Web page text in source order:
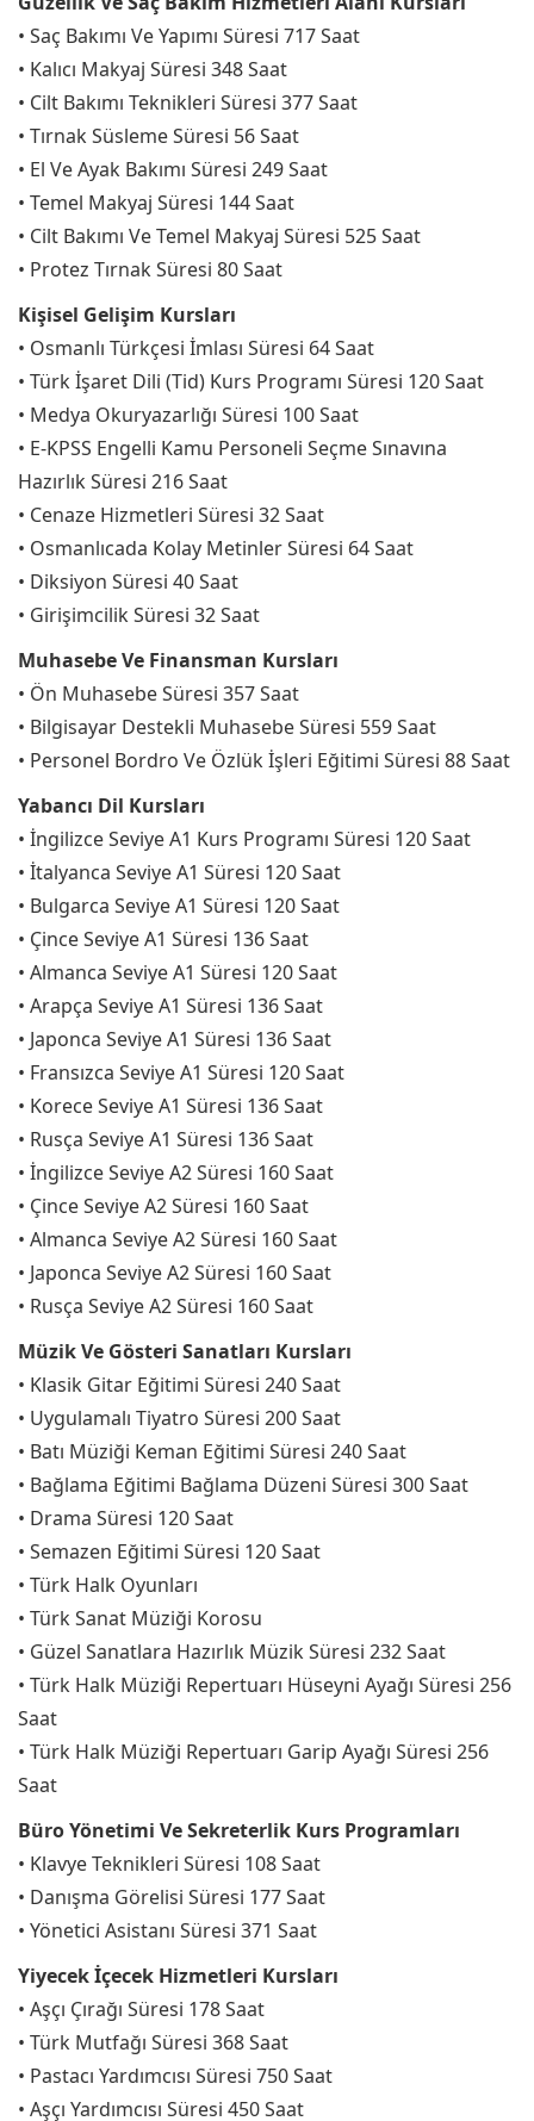
• Saç Bakımı Ve Yapımı Süresi 717 Saat
• Kalıcı Makyaj Süresi 348 Saat
• Cilt Bakımı Teknikleri Süresi 377 Saat
• Tırnak Süsleme Süresi 56 Saat
• El Ve Ayak Bakımı Süresi 249 Saat
• Temel Makyaj Süresi 144 Saat
• Cilt Bakımı Ve Temel Makyaj Süresi 525 Saat
• Protez Tırnak Süresi 80 Saat
Kişisel Gelişim Kursları
• Osmanlı Türkçesi İmlası Süresi 64 Saat
• Türk İşaret Dili (Tid) Kurs Programı Süresi 120 Saat
• Medya Okuryazarlığı Süresi 100 Saat
• E-KPSS Engelli Kamu Personeli Seçme Sınavına
Hazırlık Süresi 216 Saat
• Cenaze Hizmetleri Süresi 32 Saat
• Osmanlıcada Kolay Metinler Süresi 64 Saat
• Diksiyon Süresi 40 Saat
• Girişimcilik Süresi 32 Saat
Muhasebe Ve Finansman Kursları
• Ön Muhasebe Süresi 357 Saat
• Bilgisayar Destekli Muhasebe Süresi 559 Saat
• Personel Bordro Ve Özlük İşleri Eğitimi Süresi 88 Saat
Yabancı Dil Kursları
• İngilizce Seviye A1 Kurs Programı Süresi 120 Saat
• İtalyanca Seviye A1 Süresi 120 Saat
• Bulgarca Seviye A1 Süresi 120 Saat
• Çince Seviye A1 Süresi 136 Saat
• Almanca Seviye A1 Süresi 120 Saat
• Arapça Seviye A1 Süresi 136 Saat
• Japonca Seviye A1 Süresi 136 Saat
• Fransızca Seviye A1 Süresi 120 Saat
• Korece Seviye A1 Süresi 136 Saat
• Rusça Seviye A1 Süresi 136 Saat
• İngilizce Seviye A2 Süresi 160 Saat
• Çince Seviye A2 Süresi 160 Saat
• Almanca Seviye A2 Süresi 160 Saat
• Japonca Seviye A2 Süresi 160 Saat
• Rusça Seviye A2 Süresi 160 Saat
Müzik Ve Gösteri Sanatları Kursları
• Klasik Gitar Eğitimi Süresi 240 Saat
• Uygulamalı Tiyatro Süresi 200 Saat
• Batı Müziği Keman Eğitimi Süresi 240 Saat
• Bağlama Eğitimi Bağlama Düzeni Süresi 300 Saat
• Drama Süresi 120 Saat
• Semazen Eğitimi Süresi 120 Saat
• Türk Halk Oyunları
• Türk Sanat Müziği Korosu
• Güzel Sanatlara Hazırlık Müzik Süresi 232 Saat
• Türk Halk Müziği Repertuarı Hüseyni Ayağı Süresi 256
Saat
• Türk Halk Müziği Repertuarı Garip Ayağı Süresi 256
Saat
Büro Yönetimi Ve Sekreterlik Kurs Programları
• Klavye Teknikleri Süresi 108 Saat
• Danışma Görelisi Süresi 177 Saat
• Yönetici Asistanı Süresi 371 Saat
Yiyecek İçecek Hizmetleri Kursları
• Aşçı Çırağı Süresi 178 Saat
• Türk Mutfağı Süresi 368 Saat
• Pastacı Yardımcısı Süresi 750 Saat
• Aşçı Yardımcısı Süresi 450 Saat